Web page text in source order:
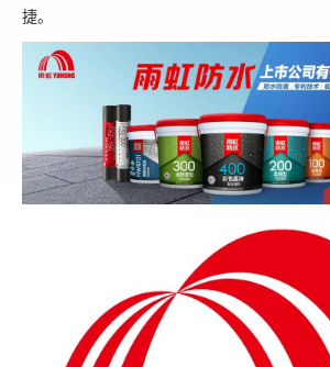
捷。